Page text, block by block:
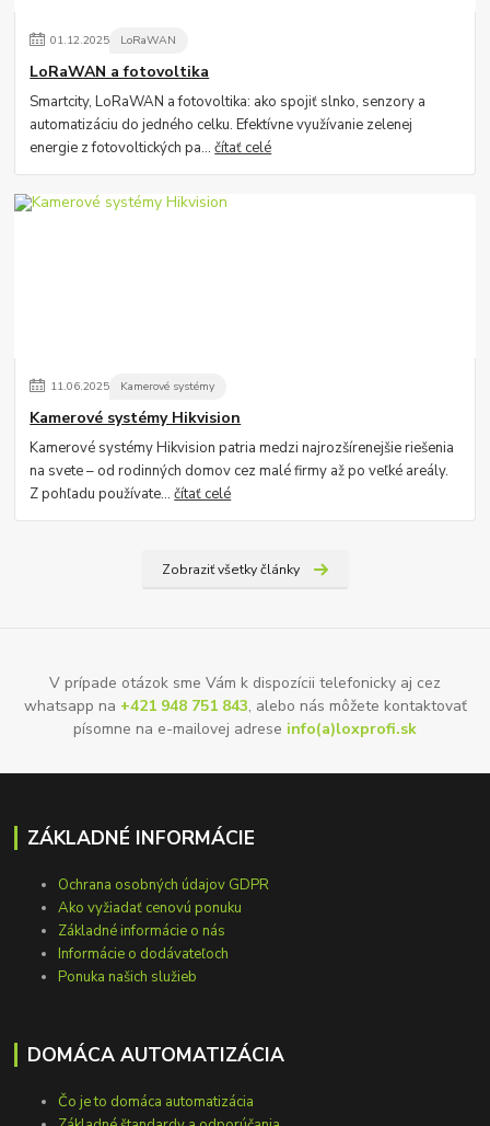
01.12.2025 LoRaWAN
LoRaWAN a fotovoltika
Smartcity, LoRaWAN a fotovoltika: ako spojiť slnko, senzory a
automatizáciu do jedného celku. Efektívne využívanie zelenej
energie z fotovoltických pa...čítať celé
11.06.2025 Kamerové systémy
Kamerové systémy Hikvision
Kamerové systémy Hikvision patria medzi najrozšírenejšie riešenia
na svete – od rodinných domov cez malé firmy až po veľké areály.
Z pohľadu používate...čítať celé
Zobraziť všetky články
V prípade otázok sme Vám k dispozícii telefonicky aj cez
whatsapp na +421 948 751 843, alebo nás môžete kontaktovať
písomne na e-mailovej adrese info(a)loxprofi.sk
ZÁKLADNÉ INFORMÁCIE
Ochrana osobných údajov GDPR
Ako vyžiadať cenovú ponuku
Základné informácie o nás
Informácie o dodávateľoch
Ponuka našich služieb
DOMÁCA AUTOMATIZÁCIA
Čo je to domáca automatizácia